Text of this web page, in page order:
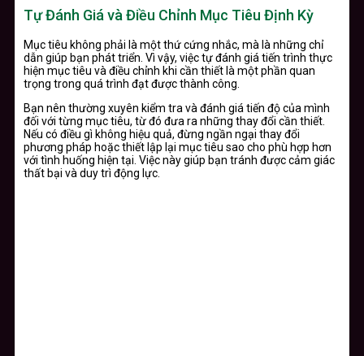
Tự Đánh Giá và Điều Chỉnh Mục Tiêu Định Kỳ
Mục tiêu không phải là một thứ cứng nhắc, mà là những chỉ
dẫn giúp bạn phát triển. Vì vậy, việc tự đánh giá tiến trình thực
hiện mục tiêu và điều chỉnh khi cần thiết là một phần quan
trọng trong quá trình đạt được thành công.
Bạn nên thường xuyên kiểm tra và đánh giá tiến độ của mình
đối với từng mục tiêu, từ đó đưa ra những thay đổi cần thiết.
Nếu có điều gì không hiệu quả, đừng ngần ngại thay đổi
phương pháp hoặc thiết lập lại mục tiêu sao cho phù hợp hơn
với tình huống hiện tại. Việc này giúp bạn tránh được cảm giác
thất bại và duy trì động lực.